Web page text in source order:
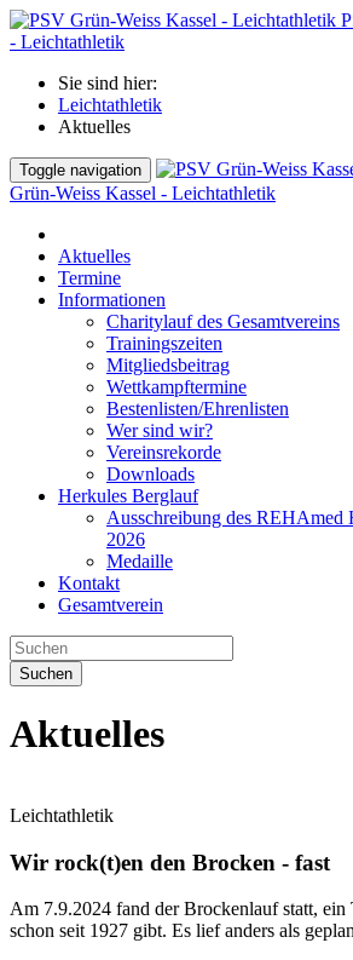
- Leichtathletik
Sie sind hier:
Leichtathletik
Aktuelles
Toggle navigation
Grün-Weiss Kassel - Leichtathletik
Aktuelles
Termine
Informationen
Charitylauf des Gesamtvereins
Trainingszeiten
Mitgliedsbeitrag
Wettkampftermine
Bestenlisten/Ehrenlisten
Wer sind wir?
Vereinsrekorde
Downloads
Herkules Berglauf
Ausschreibung des REHAmed
2026
Medaille
Kontakt
Gesamtverein
Suchen
Aktuelles
Leichtathletik
Wir rock(t)en den Brocken - fast
Am 7.9.2024 fand der Brockenlauf statt, ein
schon seit 1927 gibt. Es lief anders als